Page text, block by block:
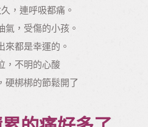
，連呼吸都痛。
氣，受傷的小孩。
來都是幸運的。
，不明的心酸
硬梆梆的節鬆開了